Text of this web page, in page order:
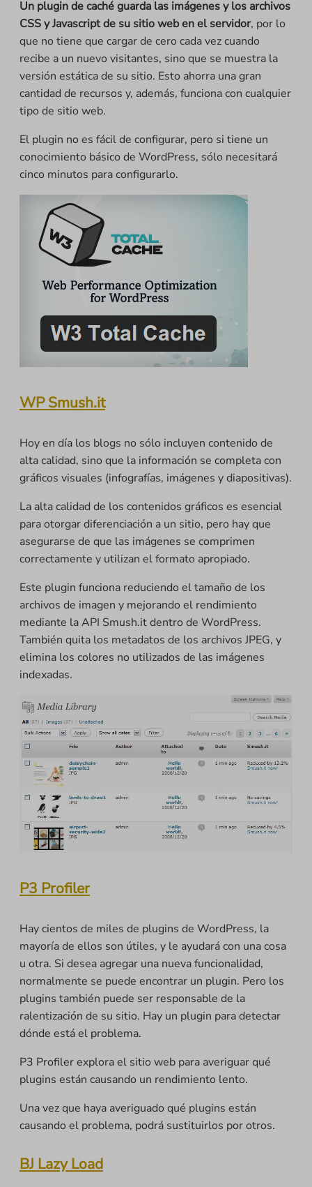
Un plugin de caché guarda las imágenes y los archivos
CSS y Javascript de su sitio web en el servidor, por lo
que no tiene que cargar de cero cada vez cuando
recibe a un nuevo visitantes, sino que se muestra la
versión estática de su sitio. Esto ahorra una gran
cantidad de recursos y, además, funciona con cualquier
tipo de sitio web.
El plugin no es fácil de configurar, pero si tiene un
conocimiento básico de WordPress, sólo necesitará
cinco minutos para configurarlo.
WP Smush.it
Hoy en día los blogs no sólo incluyen contenido de
alta calidad, sino que la información se completa con
gráficos visuales (infografías, imágenes y diapositivas).
La alta calidad de los contenidos gráficos es esencial
para otorgar diferenciación a un sitio, pero hay que
asegurarse de que las imágenes se comprimen
correctamente y utilizan el formato apropiado.
Este plugin funciona reduciendo el tamaño de los
archivos de imagen y mejorando el rendimiento
mediante la API Smush.it dentro de WordPress.
También quita los metadatos de los archivos JPEG, y
elimina los colores no utilizados de las imágenes
indexadas.
P3 Profiler
Hay cientos de miles de plugins de WordPress, la
mayoría de ellos son útiles, y le ayudará con una cosa
u otra. Si desea agregar una nueva funcionalidad,
normalmente se puede encontrar un plugin. Pero los
plugins también puede ser responsable de la
ralentización de su sitio. Hay un plugin para detectar
dónde está el problema.
P3 Profiler explora el sitio web para averiguar qué
plugins están causando un rendimiento lento.
Una vez que haya averiguado qué plugins están
causando el problema, podrá sustituirlos por otros.
BJ Lazy Load